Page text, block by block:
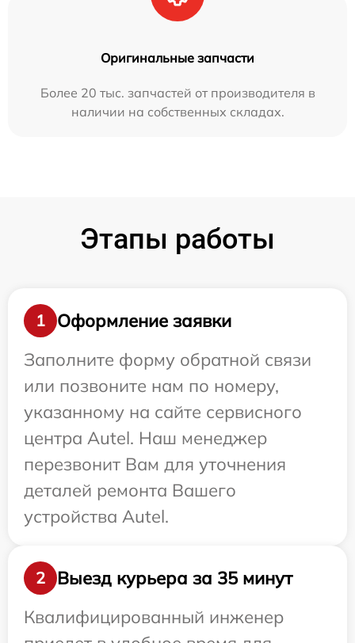
Оригинальные запчасти
Более 20 тыс. запчастей от производителя в
наличии на собственных складах.
Этапы работы
1
Оформление заявки
Заполните форму обратной связи
или позвоните нам по номеру,
указанному на сайте сервисного
центра Autel. Наш менеджер
перезвонит Вам для уточнения
деталей ремонта Вашего
устройства Autel.
2
Выезд курьера за 35 минут
Квалифицированный инженер